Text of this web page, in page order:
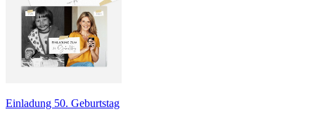
Einladung 50. Geburtstag